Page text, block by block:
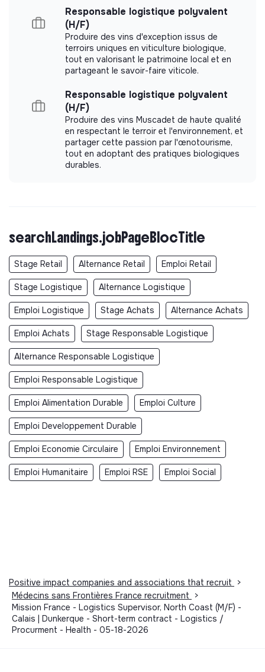
responsable admin du projet et les responsables
d’activités du projet.
Responsable logistique polyvalent
(H/F)
Produire des vins d'exception issus de
terroirs uniques en viticulture biologique,
tout en valorisant le patrimoine local et en
partageant le savoir-faire viticole.
Responsable logistique polyvalent
(H/F)
Produire des vins Muscadet de haute qualité
en respectant le terroir et l'environnement, et
partager cette passion par l'œnotourisme,
tout en adoptant des pratiques biologiques
durables.
searchLandings.jobPageBlocTitle
Stage Retail Alternance Retail Emploi Retail
Stage Logistique Alternance Logistique
Emploi Logistique Stage Achats Alternance Achats
Emploi Achats Stage Responsable Logistique
Alternance Responsable Logistique
Emploi Responsable Logistique
Emploi Alimentation Durable Emploi Culture
Emploi Developpement Durable
Emploi Economie Circulaire Emploi Environnement
Emploi Humanitaire Emploi RSE Emploi Social
Positive impact companies and associations that recruit
>
Médecins sans Frontières France recruitment
>
Mission France - Logistics Supervisor, North Coast (M/F) -
Calais | Dunkerque - Short-term contract - Logistics /
Procurment - Health - 05-18-2026